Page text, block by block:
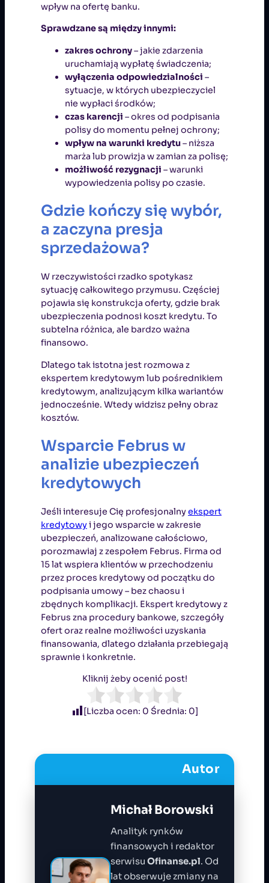
wpływ na ofertę banku.
Sprawdzane są między innymi:
zakres ochrony– jakie zdarzenia
uruchamiają wypłatę świadczenia;
wyłączenia odpowiedzialności –
sytuacje, w których ubezpieczyciel
nie wypłaci środków;
czas karencji – okres od podpisania
polisy do momentu pełnej ochrony;
wpływ na warunki kredytu– niższa
marża lub prowizja w zamian za polisę;
możliwość rezygnacji – warunki
wypowiedzenia polisy po czasie.
Gdzie kończy się wybór,
a zaczyna presja
sprzedażowa?
W rzeczywistości rzadko spotykasz
sytuację całkowitego przymusu. Częściej
pojawia się konstrukcja oferty, gdzie brak
ubezpieczenia podnosi koszt kredytu. To
subtelna różnica, ale bardzo ważna
finansowo.
Dlatego tak istotna jest rozmowa z
ekspertem kredytowym lub pośrednikiem
kredytowym, analizującym kilka wariantów
jednocześnie. Wtedy widzisz pełny obraz
kosztów.
Wsparcie Februs w
analizie ubezpieczeń
kredytowych
Jeśli interesuje Cię profesjonalnyekspert
kredytowyi jego wsparcie w zakresie
ubezpieczeń, analizowane całościowo,
porozmawiaj z zespołem Februs. Firma od
15 lat wspiera klientów w przechodzeniu
przez proces kredytowy od początku do
podpisania umowy – bez chaosu i
zbędnych komplikacji. Ekspert kredytowy z
Februs zna procedury bankowe, szczegóły
ofert oraz realne możliwości uzyskania
finansowania, dlatego działania przebiegają
sprawnie i konkretnie.
Kliknij żeby ocenić post!
[Liczba ocen: 0 Średnia: 0]
Autor
Michał Borowski
Analityk rynków
finansowych i redaktor
serwisu Ofinanse.pl. Od
lat obserwuje zmiany na